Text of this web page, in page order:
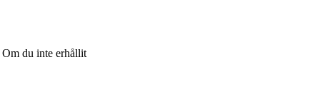
du inte erhållit